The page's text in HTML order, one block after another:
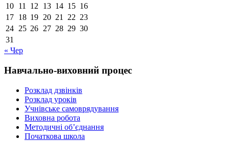
10 11 12 13 14 15 16
17 18 19 20 21 22 23
24 25 26 27 28 29 30
31
« Чер
Навчально-виховний процес
Розклад дзвінків
Розклад уроків
Учнівське самоврядування
Виховна робота
Методичні об’єднання
Початкова школа